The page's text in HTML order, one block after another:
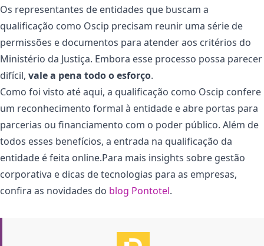
Os representantes de entidades que buscam a
qualificação como Oscip precisam reunir uma série de
permissões e documentos para atender aos critérios do
Ministério da Justiça. Embora esse processo possa parecer
difícil, vale a pena todo o esforço.
Como foi visto até aqui, a qualificação como Oscip confere
um reconhecimento formal à entidade e abre portas para
parcerias ou financiamento com o poder público. Além de
todos esses benefícios, a entrada na qualificação da
entidade é feita online.Para mais insights sobre gestão
corporativa e dicas de tecnologias para as empresas,
confira as novidades do blog Pontotel.